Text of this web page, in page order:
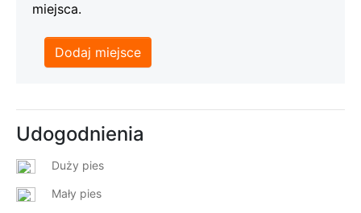
miejsca.
Dodaj miejsce
Udogodnienia
Duży pies
Mały pies